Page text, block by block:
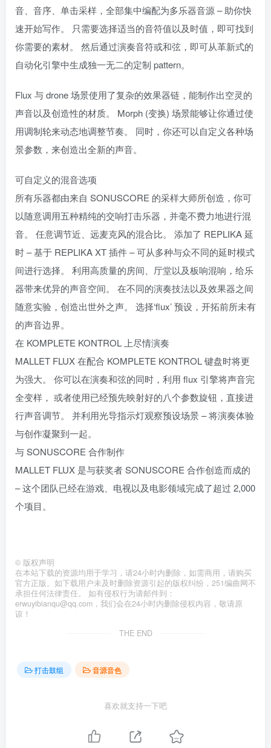
音、音序、单击采样，全部集中编配为多乐器音源 – 助你快
速开始写作。 只需要选择适当的音符值以及时值，即可找到
你需要的素材。 然后通过演奏音符或和弦，即可从革新式的
自动化引擎中生成独一无二的定制 pattern。
Flux 与 drone 场景使用了复杂的效果器链，能制作出空灵的
声音以及创造性的材质。 Morph (变换) 场景能够让你通过使
用调制轮来动态地调整节奏。 同时，你还可以自定义各种场
景参数，来创造出全新的声音。
可自定义的混音选项
所有乐器都由来自 SONUSCORE 的采样大师所创造，你可
以随意调用五种精纯的交响打击乐器，并毫不费力地进行混
音。 任意调节近、远麦克风的混合比。 添加了 REPLIKA 延
时 – 基于 REPLIKA XT 插件 – 可从多种与众不同的延时模式
间进行选择。 利用高质量的房间、厅堂以及板响混响，给乐
器带来优异的声音空间。 在不同的演奏技法以及效果器之间
随意实验，创造出世外之声。 选择‘flux’ 预设，开拓前所未有
的声音边界。
在 KOMPLETE KONTROL 上尽情演奏
MALLET FLUX 在配合 KOMPLETE KONTROL 键盘时将更
为强大。 你可以在演奏和弦的同时，利用 flux 引擎将声音完
全变样， 或者使用已经预先映射好的八个参数旋钮，直接进
行声音调节。 并利用光导指示灯观察预设场景 – 将演奏体验
与创作凝聚到一起。
与 SONUSCORE 合作制作
MALLET FLUX 是与获奖者 SONUSCORE 合作创造而成的
– 这个团队已经在游戏、电视以及电影领域完成了超过 2,000
个项目。
© 版权声明
在本站下载的资源均用于学习，请24小时内删除，如需商用，请购买
官方正版。如下载用户未及时删除资源引起的版权纠纷，251编曲网不
承担任何法律责任。 如有侵权行为请邮件到：
erwuyibianqu@qq.com，我们会在24小时内删除侵权内容，敬请原
谅！
THE END
打击鼓组 音源音色
喜欢就支持一下吧